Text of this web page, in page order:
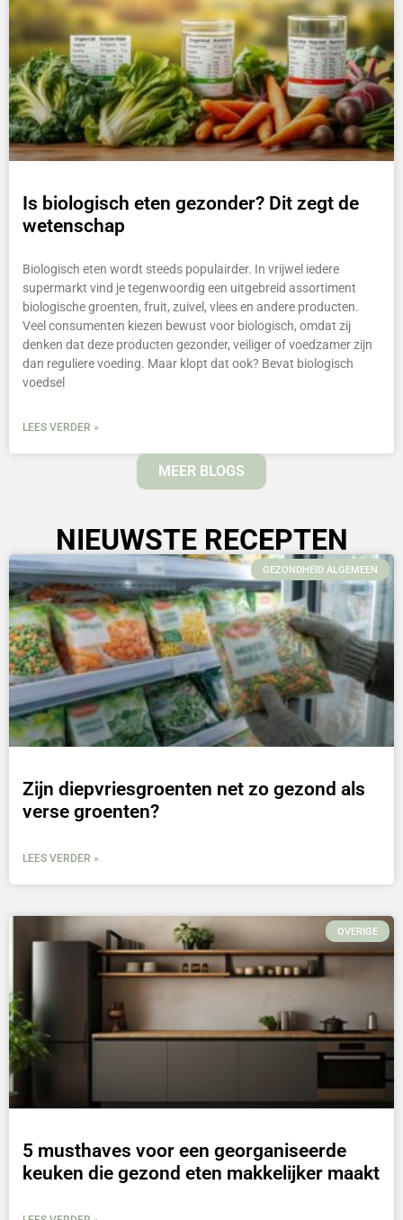
Is biologisch eten gezonder? Dit zegt de
wetenschap
Biologisch eten wordt steeds populairder. In vrijwel iedere
supermarkt vind je tegenwoordig een uitgebreid assortiment
biologische groenten, fruit, zuivel, vlees en andere producten.
Veel consumenten kiezen bewust voor biologisch, omdat zij
denken dat deze producten gezonder, veiliger of voedzamer zijn
dan reguliere voeding. Maar klopt dat ook? Bevat biologisch
voedsel
LEES VERDER »
MEER BLOGS
NIEUWSTE RECEPTEN
GEZONDHEID ALGEMEEN
Zijn diepvriesgroenten net zo gezond als
verse groenten?
LEES VERDER »
OVERIGE
5 musthaves voor een georganiseerde
keuken die gezond eten makkelijker maakt